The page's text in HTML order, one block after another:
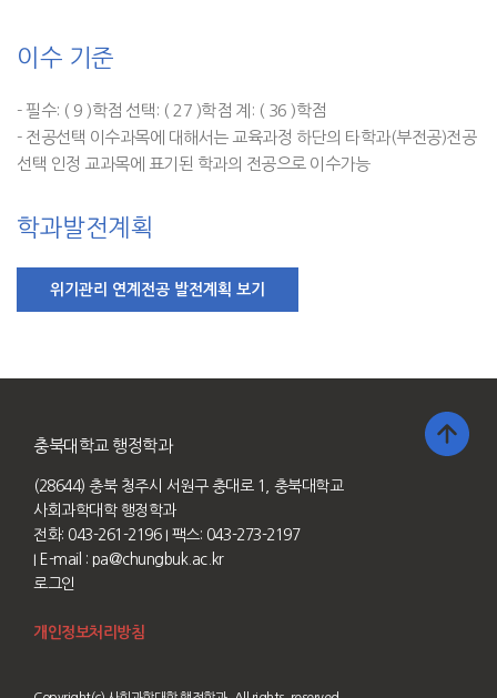
이수 기준
- 필수: ( 9 )학점 선택: ( 27 )학점 계: ( 36 )학점
- 전공선택 이수과목에 대해서는 교육과정 하단의 타학과(부전공)전공
선택 인정 교과목에 표기된 학과의 전공으로 이수가능
학과발전계획
충북대학교 행정학과
(28644) 충북 청주시 서원구 충대로 1, 충북대학교
사회과학대학 행정학과
전화: 043-261-2196 I 팩스: 043-273-2197
I E-mail : pa@chungbuk.ac.kr
로그인
개인정보처리방침